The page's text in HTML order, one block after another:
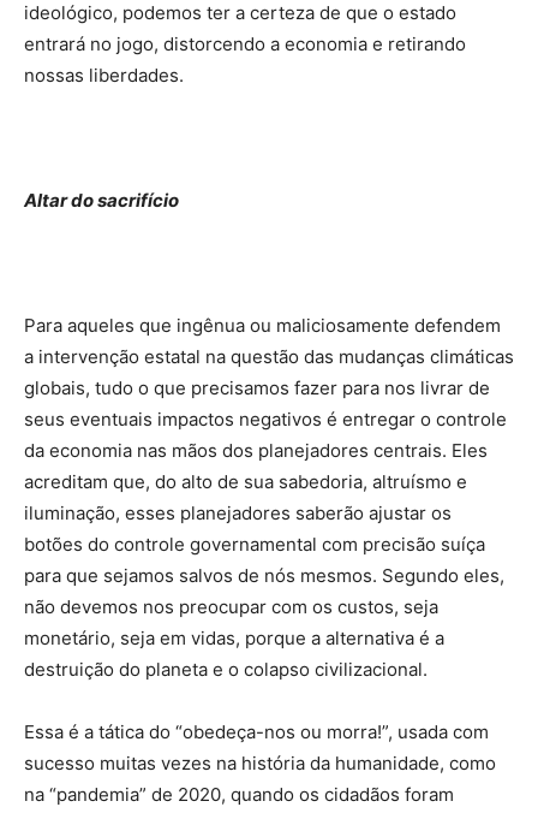
ideológico, podemos ter a certeza de que o estado
entrará no jogo, distorcendo a economia e retirando
nossas liberdades.
Altar do sacrifício
Para aqueles que ingênua ou maliciosamente defendem
a intervenção estatal na questão das mudanças climáticas
globais, tudo o que precisamos fazer para nos livrar de
seus eventuais impactos negativos é entregar o controle
da economia nas mãos dos planejadores centrais. Eles
acreditam que, do alto de sua sabedoria, altruísmo e
iluminação, esses planejadores saberão ajustar os
botões do controle governamental com precisão suíça
para que sejamos salvos de nós mesmos. Segundo eles,
não devemos nos preocupar com os custos, seja
monetário, seja em vidas, porque a alternativa é a
destruição do planeta e o colapso civilizacional.
Essa é a tática do “obedeça-nos ou morra!”, usada com
sucesso muitas vezes na história da humanidade, como
na “pandemia” de 2020, quando os cidadãos foram